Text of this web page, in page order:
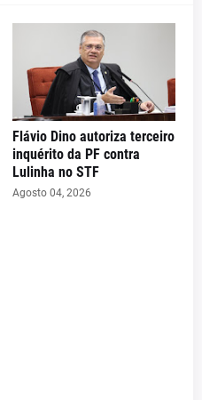
Flávio Dino autoriza terceiro
inquérito da PF contra
Lulinha no STF
Agosto 04, 2026